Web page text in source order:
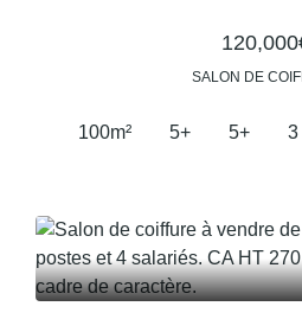
SALON DE
100m² 5+ 5+ 3